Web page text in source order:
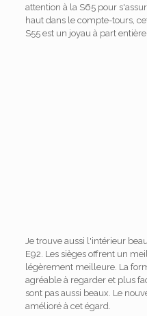
attention à la S65 pour
haut dans le compte-tours,
S55 est un joyau à part entière.
Je trouve aussi l'intérieur
E92. Les sièges offrent un
légèrement meilleure. La
agréable à regarder et plus
sont pas aussi beaux. Le
amélioré à cet égard.